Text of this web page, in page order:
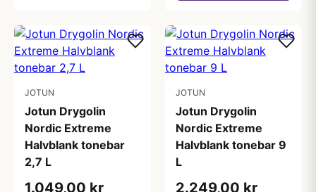
JOTUN
Jotun Drygolin
Nordic Extreme
Halvblank tonebar
2,7 L
1.049,00 kr
JOTUN
Jotun Drygolin
Nordic Extreme
Halvblank tonebar 9
L
2.249,00 kr